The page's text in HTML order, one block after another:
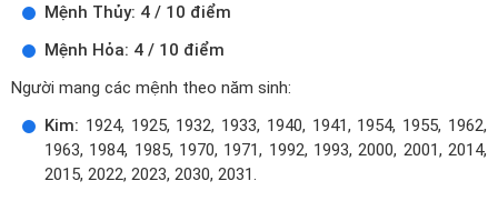
Mệnh Thủy: 4 / 10 điểm
Mệnh Hỏa: 4 / 10 điểm
Người mang các mệnh theo năm sinh:
Kim: 1924, 1925, 1932, 1933, 1940, 1941, 1954, 1955, 1962,
1963, 1984, 1985, 1970, 1971, 1992, 1993, 2000, 2001, 2014,
2015, 2022, 2023, 2030, 2031.